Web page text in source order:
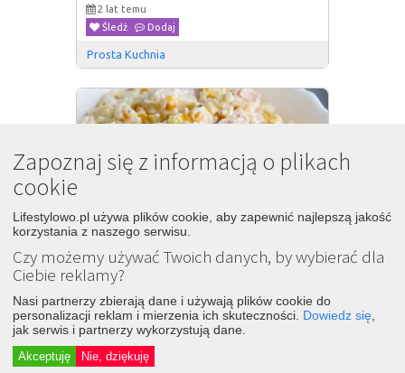
2 lat temu
Śledź
Dodaj
Prosta Kuchnia
Sałatka z szynką i serem
teraz
Śledź
Dodaj
Przepiski.pl
Zapoznaj się z informacją o plikach
cookie
Lifestylowo.pl używa plików cookie, aby zapewnić najlepszą jakość
korzystania z naszego serwisu.
Czy możemy używać Twoich danych, by wybierać dla
Ciebie reklamy?
Nasi partnerzy zbierają dane i używają plików cookie do
personalizacji reklam i mierzenia ich skuteczności. Dowiedz się
jak serwis i partnerzy wykorzystują dane.
Akceptuję Nie, dziękuję